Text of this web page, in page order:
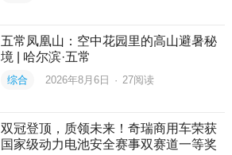
五常凤凰山：空中花园里的高山避暑秘
境 | 哈尔滨·五常
综合 2026年8月6日 · 27阅读
双冠登顶，质领未来！奇瑞商用车荣获
国家级动力电池安全赛事双赛道一等奖